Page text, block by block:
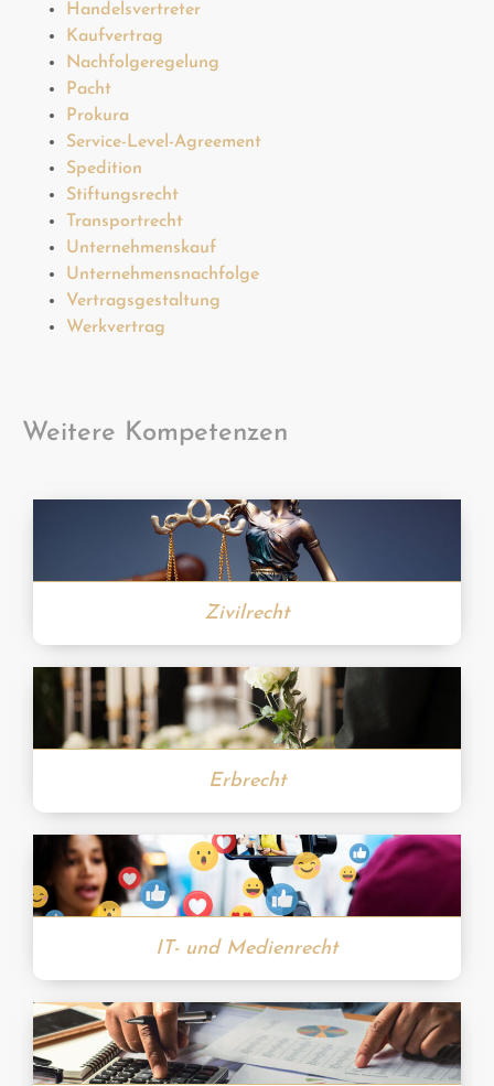
Handelsvertreter
Kaufvertrag
Nachfolgeregelung
Pacht
Prokura
Service-Level-Agreement
Spedition
Stiftungsrecht
Transportrecht
Unternehmenskauf
Unternehmensnachfolge
Vertragsgestaltung
Werkvertrag
Weitere Kompetenzen
Zivilrecht
Erbrecht
IT- und Medienrecht